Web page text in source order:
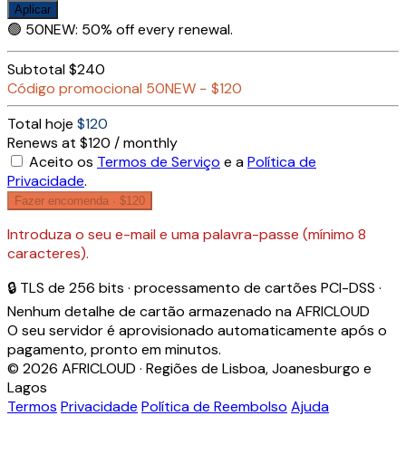
Aplicar
🟢 50NEW: 50% off every renewal.
Subtotal$240
Código promocional 50NEW − $120
Total hoje $120
Renews at $120 / monthly
Aceito os Termos de Serviço e aPolítica de
Privacidade.
Fazer encomenda · $120
Introduza o seu e-mail e uma palavra-passe (mínimo 8
caracteres).
🔒 TLS de 256 bits · processamento de cartões PCI-DSS ·
Nenhum detalhe de cartão armazenado na AFRICLOUD
O seu servidor é aprovisionado automaticamente após o
pagamento, pronto em minutos.
© 2026 AFRICLOUD · Regiões de Lisboa, Joanesburgo e
Lagos
Termos Privacidade Política de Reembolso Ajuda